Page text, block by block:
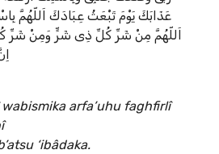
عَذَابَكَ يَوْمَ تَبْعَثُ عِبَادَكَ اَللّهُمَّ
اَللّهُمَّ مِنْ شَرِّ كُلِّ ذِى شَرٍّ وَمِنْ شَرِّ
arfa’uhu faghfirlî
‘ibâdaka.